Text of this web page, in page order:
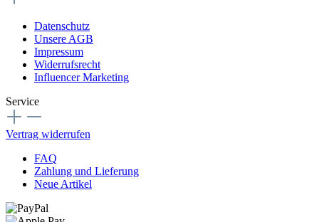
Datenschutz
Unsere AGB
Impressum
Widerrufsrecht
Influencer Marketing
Service
Vertrag widerrufen
FAQ
Zahlung und Lieferung
Neue Artikel